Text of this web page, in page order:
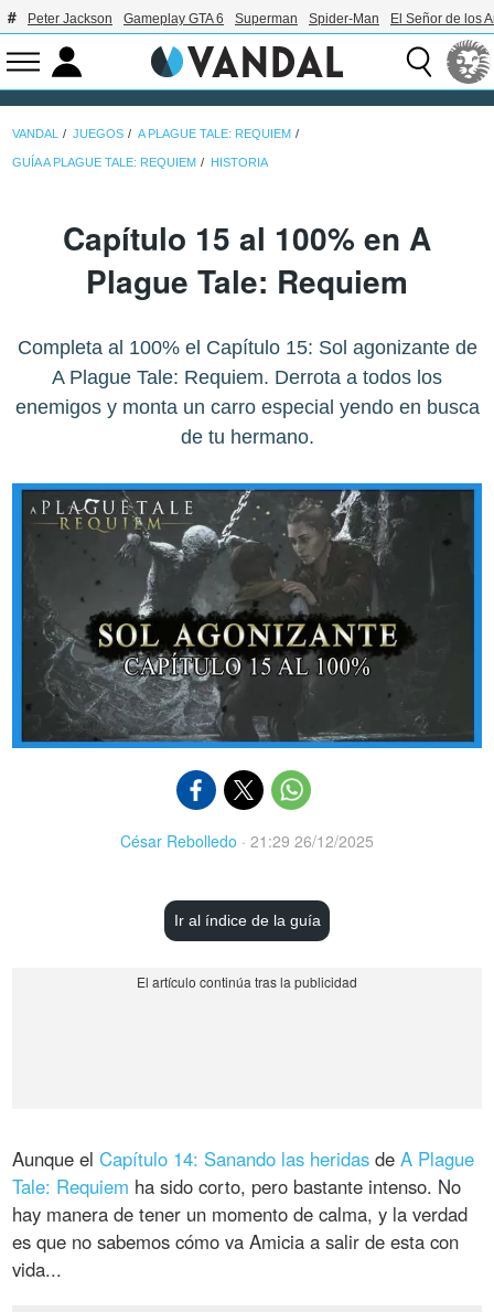
Peter Jackson Gameplay GTA 6 Superman Spider-Man El Señor de los
VANDAL JUEGOS A PLAGUE TALE: REQUIEM
GUÍA A PLAGUE TALE: REQUIEM HISTORIA
Capítulo 15 al 100% en A
Plague Tale: Requiem
Completa al 100% el Capítulo 15: Sol agonizante de
A Plague Tale: Requiem. Derrota a todos los
enemigos y monta un carro especial yendo en busca
de tu hermano.
César Rebolledo · 21:29 26/12/2025
Ir al índice de la guía
Aunque elCapítulo 14: Sanando las heridas deA Plague
Tale: Requiem ha sido corto, pero bastante intenso. No
hay manera de tener un momento de calma, y la verdad
es que no sabemos cómo va Amicia a salir de esta con
vida...